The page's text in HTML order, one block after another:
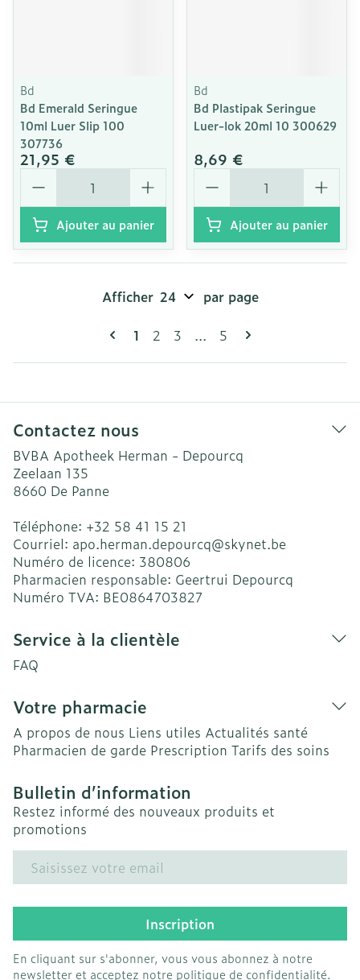
Bd
Bd Emerald Seringue
10ml Luer Slip 100
307736
21,95 €
Quantité
Ajouter au panier
Bd
Bd Plastipak Seringue
Luer-lok 20ml 10 300629
8,69 €
Quantité
Ajouter au panier
Pages
Vous lisez actuellement la page
1 Page
2 Page
3 ... Page
5
Afficher par page
Contactez nous
BVBA Apotheek Herman - Depourcq
Zeelaan 135
8660 De Panne
Téléphone: +32 58 41 15 21
Courriel: apo.herman.depourcq@skynet.be
Numéro de licence: 380806
Pharmacien responsable: Geertrui Depourcq
Numéro TVA: BE0864703827
Service à la clientèle
FAQ
Votre pharmacie
A propos de nous Liens utiles Actualités santé
Pharmacien de garde Prescription Tarifs des soins
Bulletin d’information
Restez informé des nouveaux produits et
promotions
Adresse mail
Inscription
En cliquant sur s'abonner, vous vous abonnez à notre
newsletter et acceptez notre politique de confidentialité.